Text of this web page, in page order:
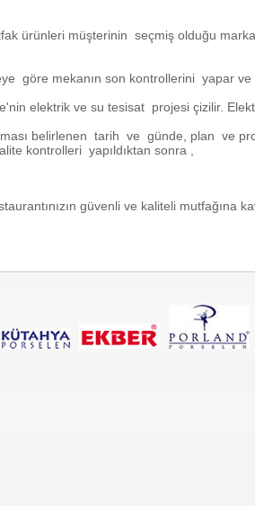
ürünleri müşterinin seçmiş olduğu
göre mekanın son kontrollerini yapar
elektrik ve su tesisat projesi çizilir.
belirlenen tarih ve günde, plan ve
kontrolleri yapıldıktan sonra ,
güvenli ve kaliteli mutfağına